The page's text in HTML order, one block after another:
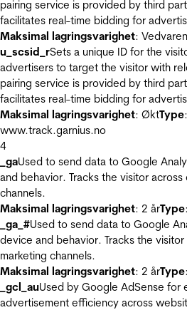
pairing service is provided by third
facilitates real-time bidding for
Maksimal lagringsvarighet:
u_scsid_rSets a unique ID for the
advertisers to target the visitor with
pairing service is provided by third
facilitates real-time bidding for
Maksimal lagringsvarighet: ØktType
www.track.garnius.no
4
_gaUsed to send data to Google
and behavior. Tracks the visitor
channels.
Maksimal lagringsvarighet: 2 årType
_ga_#Used to send data to Google
device and behavior. Tracks the
marketing channels.
Maksimal lagringsvarighet: 2 årType
_gcl_auUsed by Google AdSense for
advertisement efficiency across